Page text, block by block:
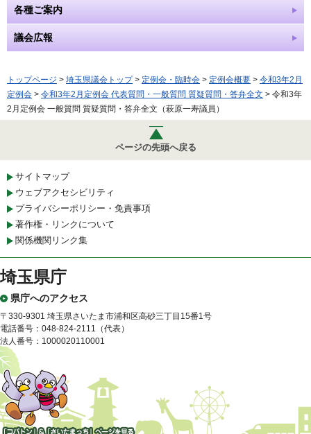
各種ご案内
議会広報
トップページ > 埼玉県議会トップ> 定例会・臨時会 > 定例会概要 > 令和3年2月
定例会 > 令和3年2月定例会 代表質問・一般質問 質疑質問・答弁全文 > 令和3年
2月定例会 一般質問 質疑質問・答弁全文（萩原一寿議員）
ページの先頭へ戻る
サイトマップ
ウェブアクセシビリティ
プライバシーポリシー・免責事項
著作権・リンクについて
関係機関リンク集
埼玉県庁
県庁へのアクセス
〒330-9301 埼玉県さいたま市浦和区高砂三丁目15番1号
電話番号：048-824-2111（代表）
法人番号：1000020110001